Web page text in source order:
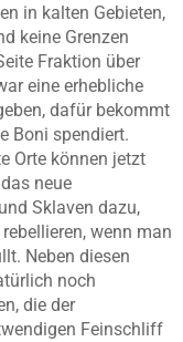
in kalten Gebieten,
keine Grenzen
Fraktion über
eine erhebliche
dafür bekommt
Boni spendiert.
Orte können jetzt
neue
Sklaven dazu,
wenn man
Neben diesen
noch
die der
Feinschliff